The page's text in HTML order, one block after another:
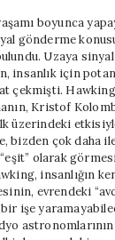
boyunca
gönderme
Uzaya
insanlık için
çekmişti.
Kristof
üzerindeki
bizden çok daha
olarak
insanlığın
evrendeki
işe